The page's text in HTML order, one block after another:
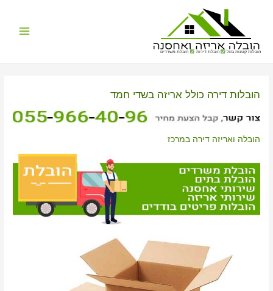
הובלות קטנות בזול הובלת דירות הובלת משרדים
הובלות דירה כולל אריזה בשדי חמד
הובלה ואריזה דירה במרכז